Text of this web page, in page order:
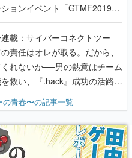
ョンイベント「GTMF2019」
り理解を深めよう【PR】
連載：サイバーコネクトツー
責任はオレが取る。だから、
れないか──男の熱意はチーム
救い、『.hack』成功の活路を
プ』色だった【若ゲのいた
の青春〜の記事一覧